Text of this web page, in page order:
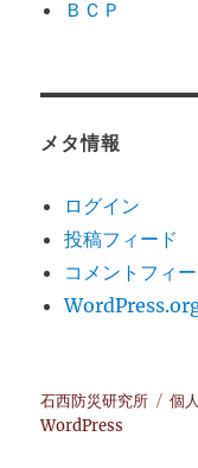
ＢＣＰ
メタ情報
ログイン
投稿フィード
コメントフィ
石西防災研究所 個
WordPress